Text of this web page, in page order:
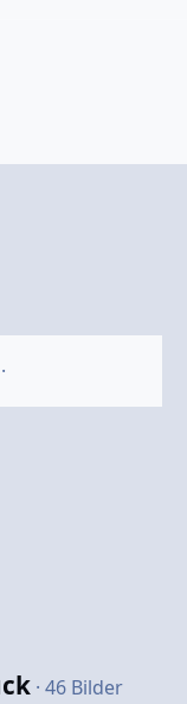
FolieFolie
· 46 Bilder